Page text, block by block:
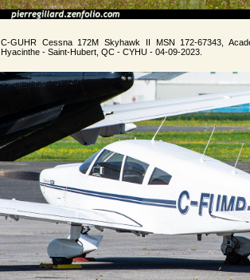
C-GUHR Cessna 172M Skyhawk II MSN 172-67343,
Hyacinthe - Saint-Hubert, QC - CYHU - 04-09-2023.